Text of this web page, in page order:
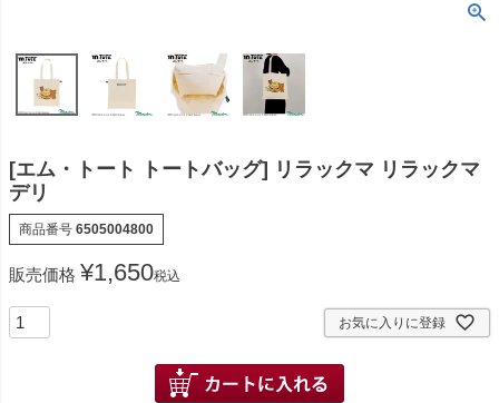
[エム・トート トートバッグ] リラックマ リラックマ
デリ
商品番号 6505004800
販売価格 ¥1,650税込
お気に入りに登録